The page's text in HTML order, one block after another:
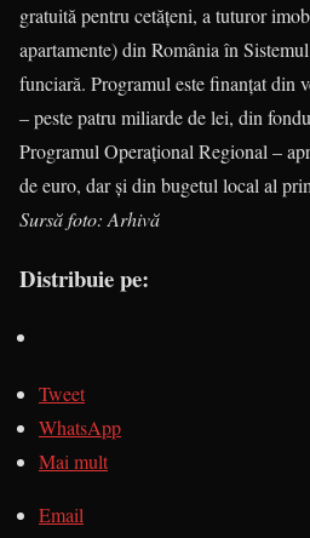
gratuită pentru cetățeni, a tuturor
apartamente) din România în
funciară. Programul este finanțat
– peste patru miliarde de lei, din
Programul Operațional Regional –
de euro, dar și din bugetul local al
Sursă foto: Arhivă
Distribuie pe:
Tweet
WhatsApp
Mai mult
Email